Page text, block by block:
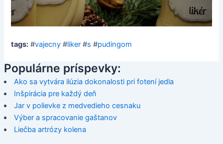
tags: #vajecny #liker #s #pudingom
Populárne príspevky:
Ako sa vytvára ilúzia dokonalosti pri fotení jedla
Inšpirácia pre každý deň
Jar v polievke z medvedieho cesnaku
Výber a spracovanie gaštanov
Liečba artrózy kolena